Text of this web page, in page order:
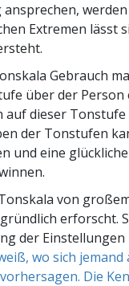
Extremen lässt
Gebrauch
über der Person
auf dieser
der Tonstufen
und eine
von
erforscht.
der Einstellungen
wo sich
Die